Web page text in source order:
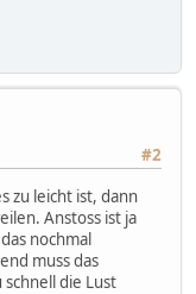
#2
zu leicht ist, dann
Anstoss ist ja
nochmal
muss das
schnell die Lust